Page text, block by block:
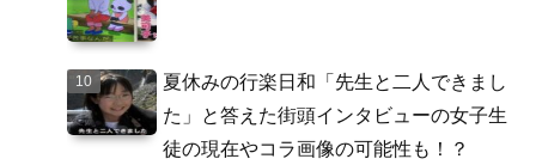
夏休みの行楽日和「先生と二人できまし
た」と答えた街頭インタビューの女子生
徒の現在やコラ画像の可能性も！？